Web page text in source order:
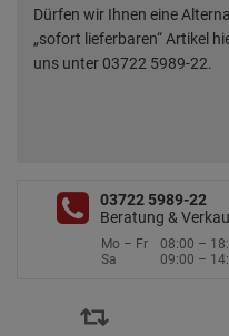
Dürfen wir Ihnen eine
„sofort lieferbaren“ Artikel
uns unter 03722 5989-22.
03722 5989-22
Beratung &
Mo – Fr
08:00 –
Sa
09:00 –